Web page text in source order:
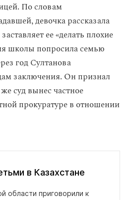
По словам
девочка рассказала
ее «делать плохие
школы попросила семью
год Султанова
заключения. Он признал
суд вынес частное
прокуратуре в отношении
в Казахстане
области приговорили к